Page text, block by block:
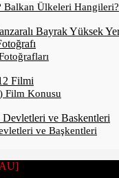
Balkan Ülkeleri Hangileri?
Film Konusu
ve Başkentleri